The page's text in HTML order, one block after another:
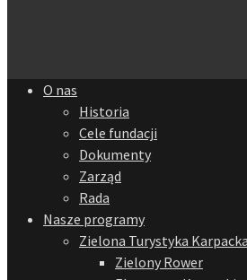
O nas
Historia
Cele fundacji
Dokumenty
Zarząd
Rada
Nasze programy
Zielona Turystyka Karpacka
Zielony Rower